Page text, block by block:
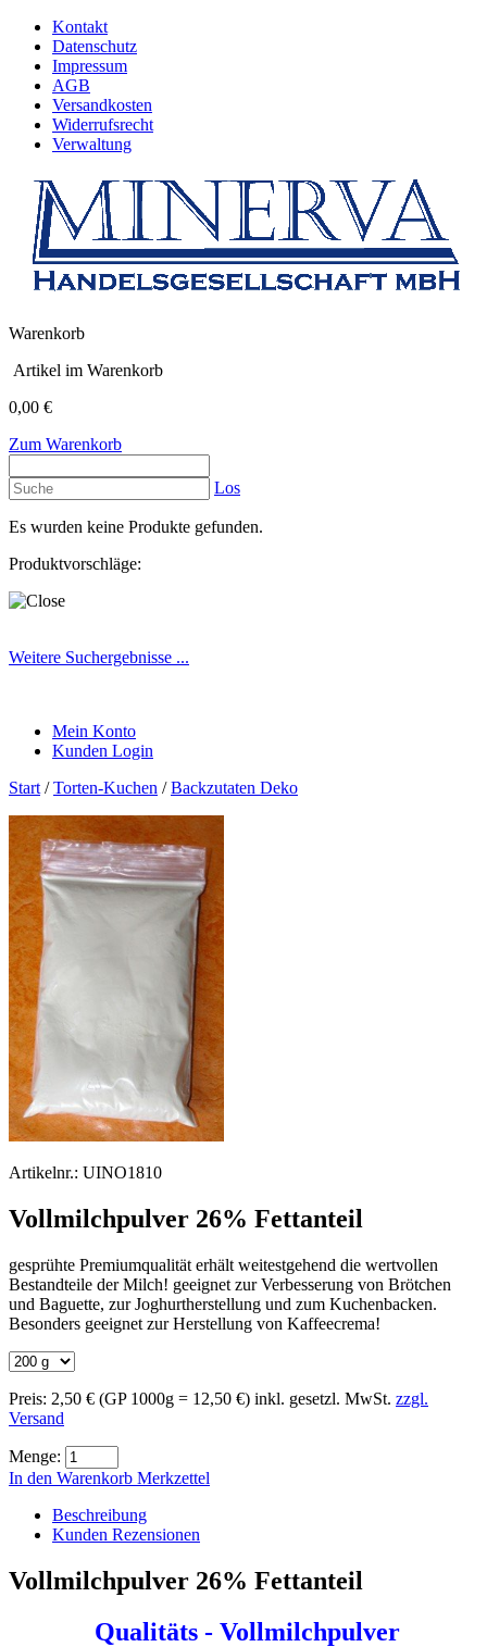
Kontakt
Datenschutz
Impressum
AGB
Versandkosten
Widerrufsrecht
Verwaltung
Warenkorb
Artikel im Warenkorb
0,00 €
Zum Warenkorb
Los
Es wurden keine Produkte gefunden.
Produktvorschläge:
Weitere Suchergebnisse ...
Mein Konto
Kunden Login
Start /Torten-Kuchen /Backzutaten Deko
Artikelnr.: UINO1810
Vollmilchpulver 26% Fettanteil
gesprühte Premiumqualität erhält weitestgehend die wertvollen
Bestandteile der Milch! geeignet zur Verbesserung von Brötchen
und Baguette, zur Joghurtherstellung und zum Kuchenbacken.
Besonders geeignet zur Herstellung von Kaffeecrema!
Preis: 2,50 € (GP 1000g = 12,50 €) inkl. gesetzl. MwSt. zzgl.
Versand
Menge:
In den Warenkorb Merkzettel
Beschreibung
Kunden Rezensionen
Vollmilchpulver 26% Fettanteil
Qualitäts - Vollmilchpulver